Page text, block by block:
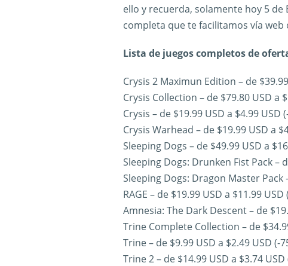
ello y recuerda, solamente hoy 5
completa que te facilitamos vía web
Lista de juegos completos de
Crysis 2 Maximun Edition – de
Crysis Collection – de $79.80 USD a
Crysis – de $19.99 USD a $4.99 USD
Crysis Warhead – de $19.99 USD a
Sleeping Dogs – de $49.99 USD a
Sleeping Dogs: Drunken Fist Pack –
Sleeping Dogs: Dragon Master Pack
RAGE – de $19.99 USD a $11.99 USD
Amnesia: The Dark Descent – de
Trine Complete Collection – de
Trine – de $9.99 USD a $2.49 USD (-
Trine 2 – de $14.99 USD a $3.74 USD